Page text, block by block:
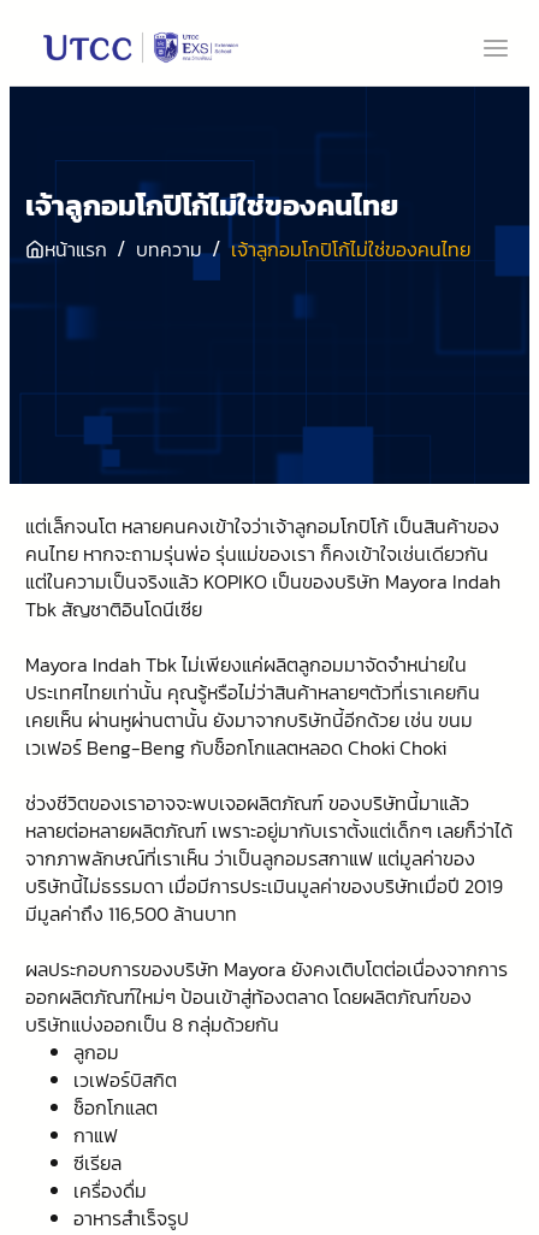
เจ้าลูกอมโกปิโก้ไม่ใช่ของคนไทย
หน้าแรก / บทความ / เจ้าลูกอมโกปิโก้ไม่ใช่ของคนไทย
แต่เล็กจนโต หลายคนคงเข้าใจว่าเจ้าลูกอมโกปิโก้ เป็นสินค้าของ
คนไทย หากจะถามรุ่นพ่อ รุ่นแม่ของเรา ก็คงเข้าใจเช่นเดียวกัน
แต่ในความเป็นจริงแล้ว KOPIKO เป็นของบริษัท Mayora Indah
Tbk สัญชาติอินโดนีเซีย
Mayora Indah Tbk ไม่เพียงแค่ผลิตลูกอมมาจัดจำหน่ายใน
ประเทศไทยเท่านั้น คุณรู้หรือไม่ว่าสินค้าหลายๆตัวที่เราเคยกิน
เคยเห็น ผ่านหูผ่านตานั้น ยังมาจากบริษัทนี้อีกด้วย เช่น ขนม
เวเฟอร์ Beng-Beng กับช็อกโกแลตหลอด Choki Choki
ช่วงชีวิตของเราอาจจะพบเจอผลิตภัณฑ์ ของบริษัทนี้มาแล้ว
หลายต่อหลายผลิตภัณฑ์ เพราะอยู่มากับเราตั้งแต่เด็กๆ เลยก็ว่าได้
จากภาพลักษณ์ที่เราเห็น ว่าเป็นลูกอมรสกาแฟ แต่มูลค่าของ
บริษัทนี้ไม่ธรรมดา เมื่อมีการประเมินมูลค่าของบริษัทเมื่อปี 2019
มีมูลค่าถึง 116,500 ล้านบาท
ผลประกอบการของบริษัท Mayora ยังคงเติบโตต่อเนื่องจากการ
ออกผลิตภัณฑ์ใหม่ๆ ป้อนเข้าสู่ท้องตลาด โดยผลิตภัณฑ์ของ
บริษัทแบ่งออกเป็น 8 กลุ่มด้วยกัน
ลูกอม
เวเฟอร์บิสกิต
ช็อกโกแลต
กาแฟ
ซีเรียล
เครื่องดื่ม
อาหารสำเร็จรูป